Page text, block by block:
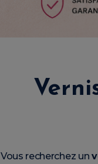
Vous recherchez un